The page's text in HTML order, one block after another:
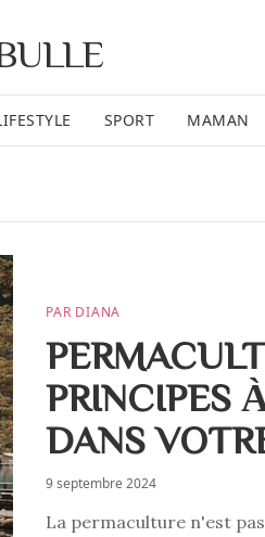
SPORT MAMAN
PAR DIANA
PRINCIPES
DANS
9 septembre 2024
La permaculture n'est